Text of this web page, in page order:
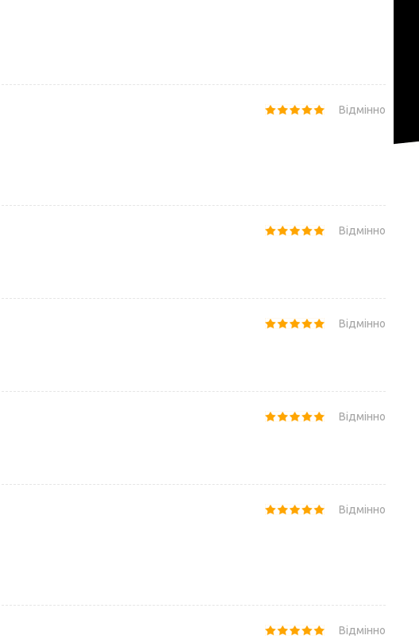
Відмінно
Відмінно
Відмінно
Відмінно
Відмінно
Відмінно